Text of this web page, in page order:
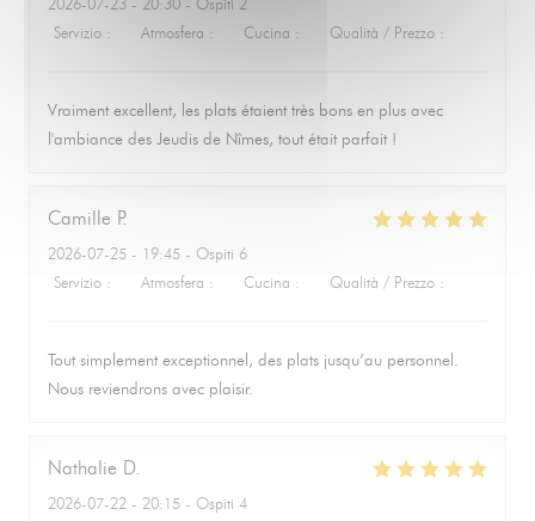
Servizio : Atmosfera : Cucina : Qualità / Prezzo :
Vraiment excellent, les plats étaient très bons en plus avec
l'ambiance des Jeudis de Nîmes, tout était parfait !
Camille P
2026-07-25 - 19:45 - Ospiti 6
Servizio : Atmosfera : Cucina : Qualità / Prezzo :
Tout simplement exceptionnel, des plats jusqu’au personnel.
Nous reviendrons avec plaisir.
Nathalie D
2026-07-22 - 20:15 - Ospiti 4